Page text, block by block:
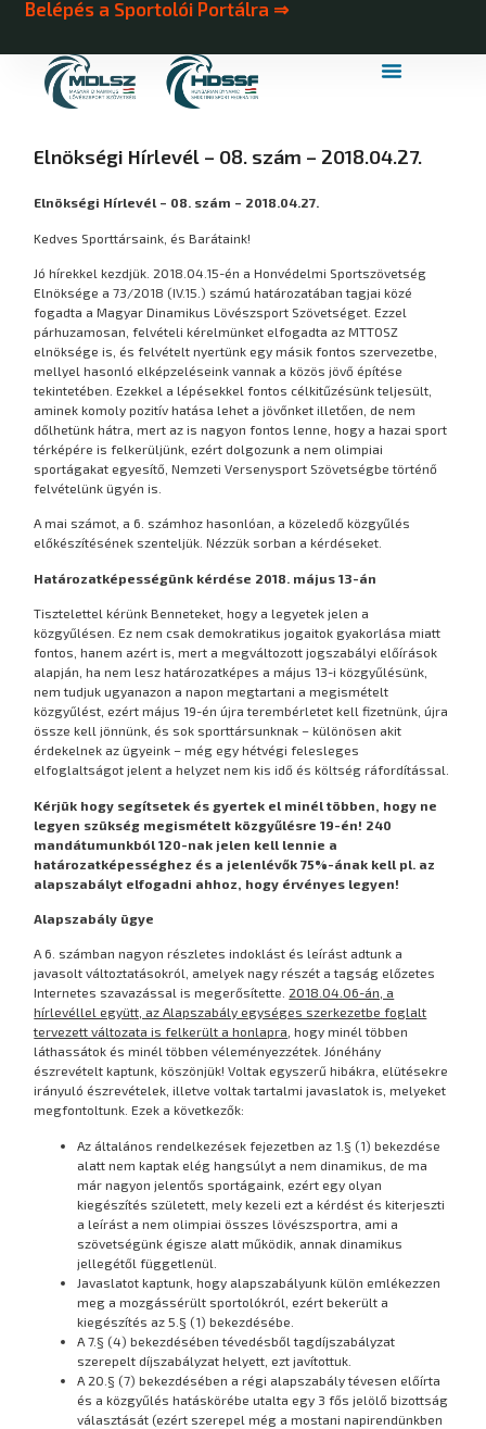
Belépés a Sportolói Portálra ⇒
Elnökségi Hírlevél – 08. szám – 2018.04.27.
Elnökségi Hírlevél – 08. szám – 2018.04.27.
Kedves Sporttársaink, és Barátaink!
Jó hírekkel kezdjük. 2018.04.15-én a Honvédelmi Sportszövetség
Elnöksége a 73/2018 (IV.15.) számú határozatában tagjai közé
fogadta a Magyar Dinamikus Lövészsport Szövetséget. Ezzel
párhuzamosan, felvételi kérelmünket elfogadta az MTTOSZ
elnöksége is, és felvételt nyertünk egy másik fontos szervezetbe,
mellyel hasonló elképzeléseink vannak a közös jövő építése
tekintetében. Ezekkel a lépésekkel fontos célkitűzésünk teljesült,
aminek komoly pozitív hatása lehet a jövőnket illetően, de nem
dőlhetünk hátra, mert az is nagyon fontos lenne, hogy a hazai sport
térképére is felkerüljünk, ezért dolgozunk a nem olimpiai
sportágakat egyesítő, Nemzeti Versenysport Szövetségbe történő
felvételünk ügyén is.
A mai számot, a 6. számhoz hasonlóan, a közeledő közgyűlés
előkészítésének szenteljük. Nézzük sorban a kérdéseket.
Határozatképességünk kérdése 2018. május 13-án
Tisztelettel kérünk Benneteket, hogy a legyetek jelen a
közgyűlésen. Ez nem csak demokratikus jogaitok gyakorlása miatt
fontos, hanem azért is, mert a megváltozott jogszabályi előírások
alapján, ha nem lesz határozatképes a május 13-i közgyűlésünk,
nem tudjuk ugyanazon a napon megtartani a megismételt
közgyűlést, ezért május 19-én újra terembérletet kell fizetnünk, újra
össze kell jönnünk, és sok sporttársunknak – különösen akit
érdekelnek az ügyeink – még egy hétvégi felesleges
elfoglaltságot jelent a helyzet nem kis idő és költség ráfordítással.
Kérjük hogy segítsetek és gyertek el minél többen, hogy ne
legyen szükség megismételt közgyűlésre 19-én! 240
mandátumunkból 120-nak jelen kell lennie a
határozatképességhez és a jelenlévők 75%-ának kell pl. az
alapszabályt elfogadni ahhoz, hogy érvényes legyen!
Alapszabály ügye
A 6. számban nagyon részletes indoklást és leírást adtunk a
javasolt változtatásokról, amelyek nagy részét a tagság előzetes
Internetes szavazással is megerősítette. 2018.04.06-án, a
hírlevéllel együtt, az Alapszabály egységes szerkezetbe foglalt
tervezett változata is felkerült a honlapra , hogy minél többen
láthassátok és minél többen véleményezzétek. Jónéhány
észrevételt kaptunk, köszönjük! Voltak egyszerű hibákra, elütésekre
irányuló észrevételek, illetve voltak tartalmi javaslatok is, melyeket
megfontoltunk. Ezek a következők:
Az általános rendelkezések fejezetben az 1.§ (1) bekezdése
alatt nem kaptak elég hangsúlyt a nem dinamikus, de ma
már nagyon jelentős sportágaink, ezért egy olyan
kiegészítés született, mely kezeli ezt a kérdést és kiterjeszti
a leírást a nem olimpiai összes lövészsportra, ami a
szövetségünk égisze alatt működik, annak dinamikus
jellegétől függetlenül.
Javaslatot kaptunk, hogy alapszabályunk külön emlékezzen
meg a mozgássérült sportolókról, ezért bekerült a
kiegészítés az 5.§ (1) bekezdésébe.
A 7.§ (4) bekezdésében tévedésből tagdíjszabályzat
szerepelt díjszabályzat helyett, ezt javítottuk.
A 20.§ (7) bekezdésében a régi alapszabály tévesen előírta
és a közgyűlés hatáskörébe utalta egy 3 fős jelölő bizottság
választását (ezért szerepel még a mostani napirendünkben